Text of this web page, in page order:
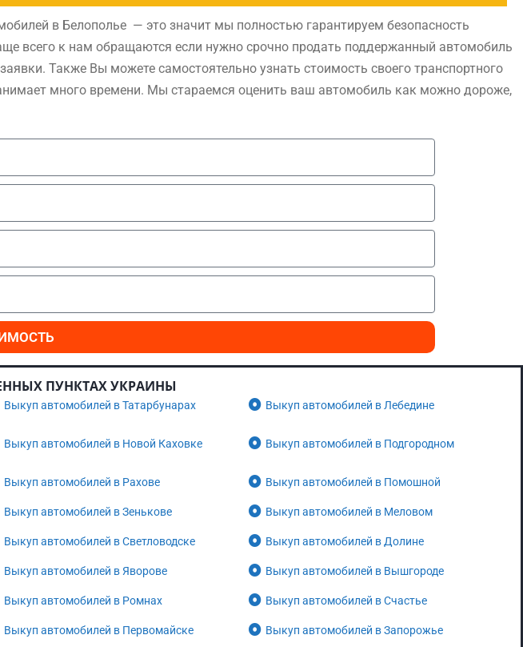
в Белополье — это значит мы полностью гарантируем безопасность
всего к нам обращаются если нужно срочно продать поддержанный автомобиль
Также Вы можете самостоятельно узнать стоимость своего транспортного
много времени. Мы стараемся оценить ваш автомобиль как можно дороже,
ПУНКТАХ УКРАИНЫ
Выкуп автомобилей в Татарбунарах Выкуп автомобилей в Лебедине
Выкуп автомобилей в Новой Каховке Выкуп автомобилей в Подгородном
Выкуп автомобилей в Рахове Выкуп автомобилей в Помошной
Выкуп автомобилей в Зенькове Выкуп автомобилей в Меловом
Выкуп автомобилей в Светловодске Выкуп автомобилей в Долине
Выкуп автомобилей в Яворове Выкуп автомобилей в Вышгороде
Выкуп автомобилей в Ромнах Выкуп автомобилей в Счастье
Выкуп автомобилей в Первомайске Выкуп автомобилей в Запорожье